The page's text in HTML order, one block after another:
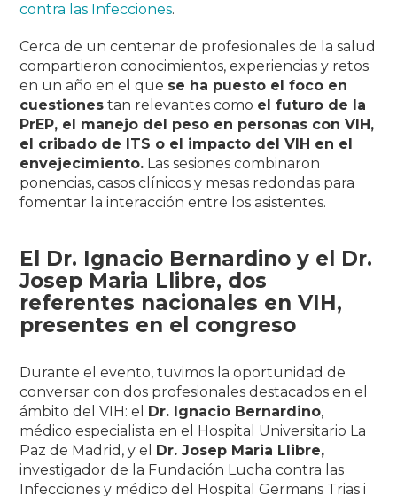
contra las Infecciones.
Cerca de un centenar de profesionales de la salud
compartieron conocimientos, experiencias y retos
en un año en el que se ha puesto el foco en
cuestiones tan relevantes como el futuro de la
PrEP, el manejo del peso en personas con VIH,
el cribado de ITS o el impacto del VIH en el
envejecimiento. Las sesiones combinaron
ponencias, casos clínicos y mesas redondas para
fomentar la interacción entre los asistentes.
El Dr. Ignacio Bernardino y el Dr.
Josep Maria Llibre, dos
referentes nacionales en VIH,
presentes en el congreso
Durante el evento, tuvimos la oportunidad de
conversar con dos profesionales destacados en el
ámbito del VIH: el
Dr. Ignacio Bernardino,
médico especialista en el Hospital Universitario La
Paz de Madrid, y el
Dr. Josep Maria Llibre,
investigador de la Fundación Lucha contra las
Infecciones y médico del Hospital Germans Trias i